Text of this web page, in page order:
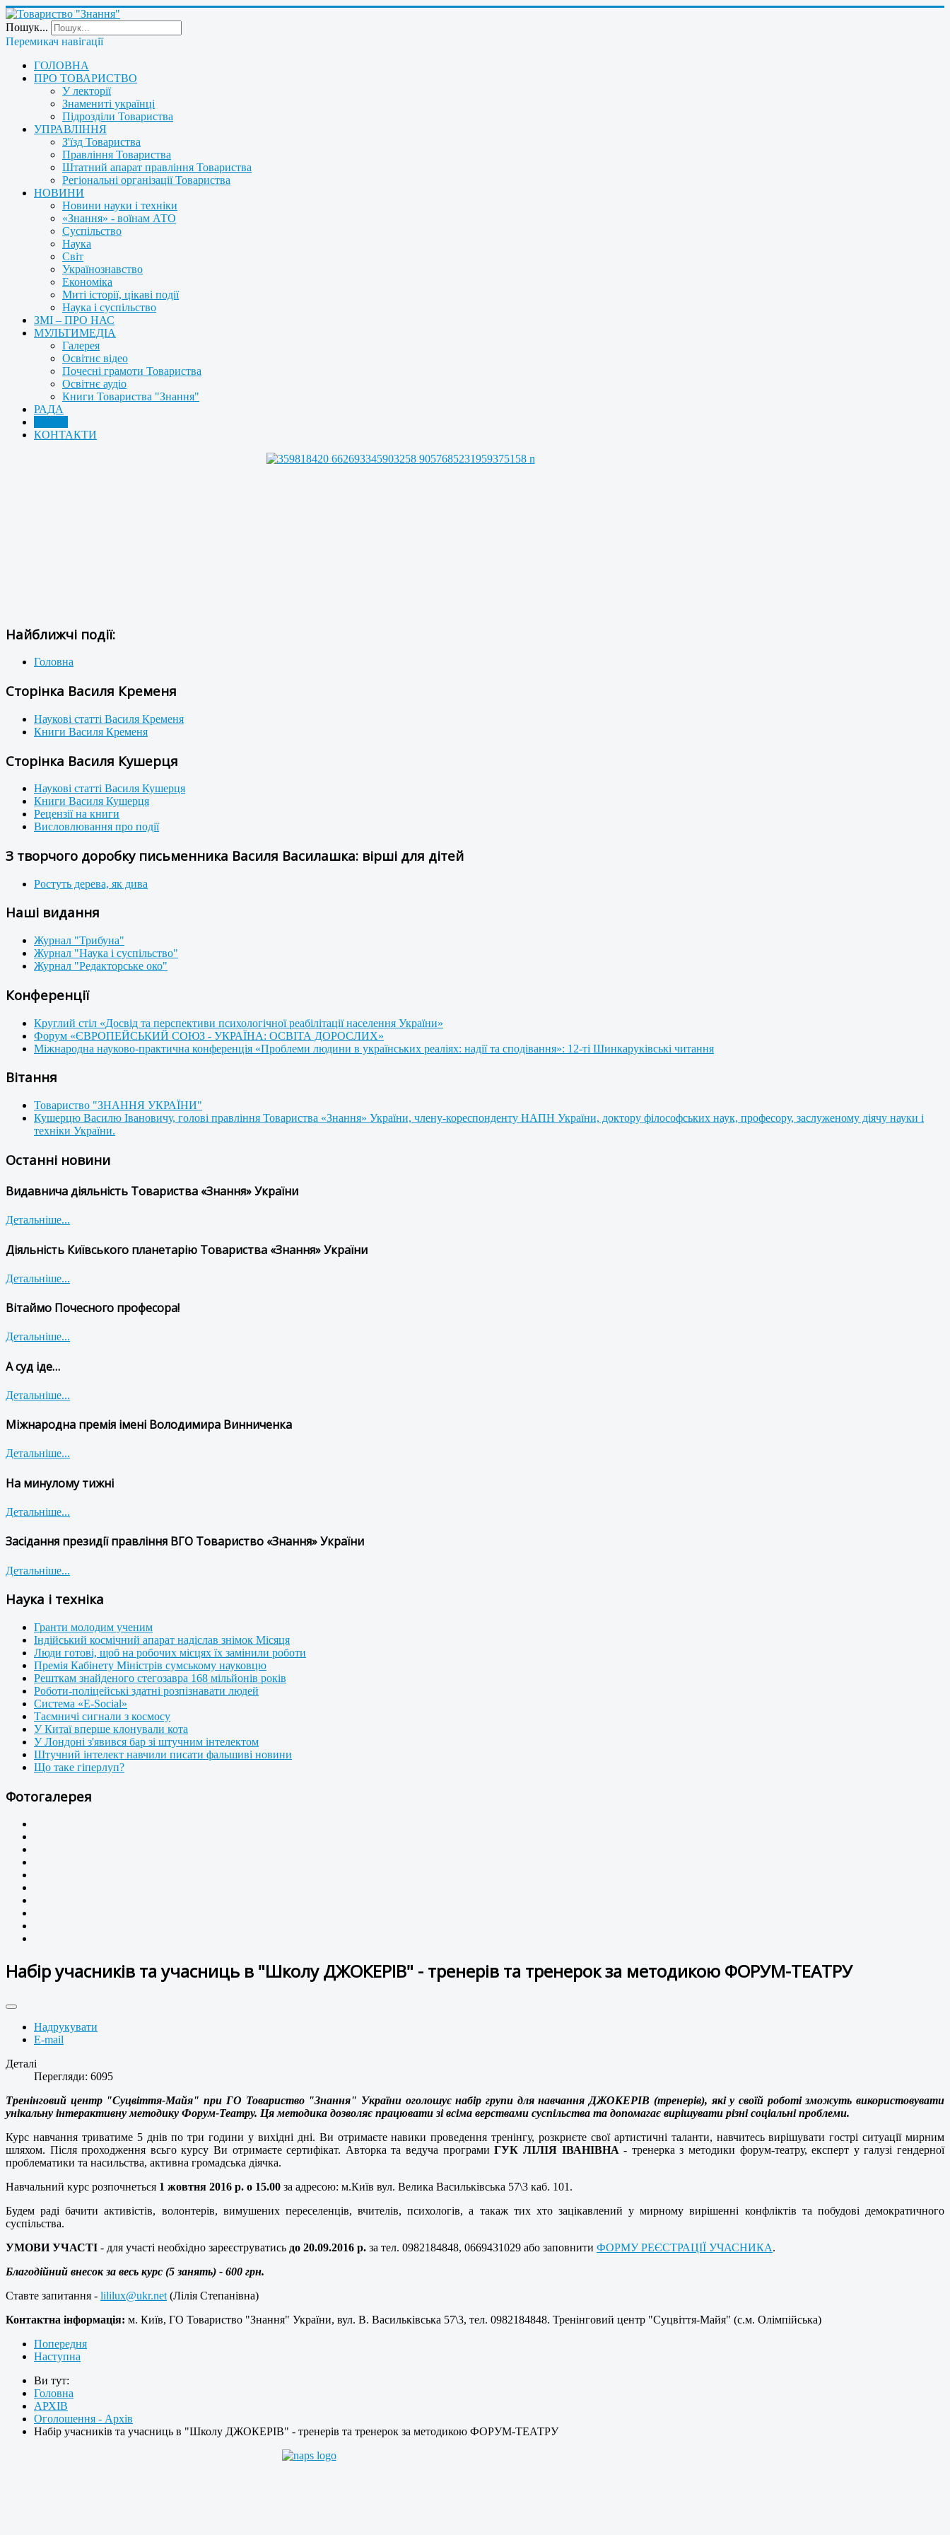
Пошук...
Перемикач навігації
ГОЛОВНА
ПРО ТОВАРИСТВО
У лекторії
Знамениті українці
Підрозділи Товариства
УПРАВЛІННЯ
З'їзд Товариства
Правління Товариства
Штатний апарат правління Товариства
Регіональні організації Товариства
НОВИНИ
Новини науки і техніки
«Знання» - воїнам АТО
Суспільство
Наука
Світ
Українознавство
Економіка
Миті історії, цікаві події
Наука і суспільство
ЗМІ – ПРО НАС
МУЛЬТИМЕДІА
Галерея
Освітнє відео
Почесні грамоти Товариства
Освітнє аудіо
Книги Товариства "Знання"
РАДА
КОНТАКТИ
Найближчі події:
Головна
Сторінка Василя Кременя
Наукові статті Василя Кременя
Книги Василя Кременя
Сторінка Василя Кушерця
Наукові статті Василя Кушерця
Книги Василя Кушерця
Рецензії на книги
Висловлювання про події
З творчого доробку письменника Василя Василашка: вірші для дітей
Ростуть дерева, як дива
Наші видання
Журнал "Трибуна"
Журнал "Наука і суспільство"
Журнал "Редакторське око"
Конференції
Круглий стіл «Досвід та перспективи психологічної реабілітації населення України»
Форум «ЄВРОПЕЙСЬКИЙ СОЮЗ - УКРАЇНА: ОСВІТА ДОРОСЛИХ»
Міжнародна науково-практична конференція «Проблеми людини в українських реаліях: надії та сподівання»: 12-ті Шинкаруківські читання
Вітання
Товариство "ЗНАННЯ УКРАЇНИ"
Кушерцю Василю Івановичу, голові правління Товариства «Знання» України, члену-кореспонденту НАПН України, доктору філософських наук, професору, заслуженому діячу науки і
техніки України.
Останні новини
Видавнича діяльність Товариства «Знання» України
Детальніше...
Діяльність Київського планетарію Товариства «Знання» України
Детальніше...
Вітаймо Почесного професора!
Детальніше...
А суд іде…
Детальніше...
Міжнародна премія імені Володимира Винниченка
Детальніше...
На минулому тижні
Детальніше...
Засідання президії правління ВГО Товариство «Знання» України
Детальніше...
Наука і техніка
Гранти молодим ученим
Індійський космічний апарат надіслав знімок Місяця
Люди готові, щоб на робочих місцях їх замінили роботи
Премія Кабінету Міністрів сумському науковцю
Решткам знайденого стегозавра 168 мільйонів років
Роботи-поліцейські здатні розпізнавати людей
Система «E-Social»
Таємничі сигнали з космосу
У Китаї вперше клонували кота
У Лондоні з'явився бар зі штучним інтелектом
Штучний інтелект навчили писати фальшиві новини
Що таке гіперлуп?
Фотогалерея
Набір учасників та учасниць в "Школу ДЖОКЕРІВ" - тренерів та тренерок за методикою ФОРУМ-ТЕАТРУ
Надрукувати
E-mail
Деталі
Перегляди: 6095
Тренінговий центр "Суцвіття-Майя" при ГО Товариство "Знання" України оголошує набір групи для навчання ДЖОКЕРІВ (тренерів), які у своїй роботі зможуть використовувати
унікальну інтерактивну методику Форум-Театру. Ця методика дозволяє працювати зі всіма верствами суспільства та допомагає вирішувати різні соціальні проблеми.
Курс навчання триватиме 5 днів по три години у вихідні дні. Ви отримаєте навики проведення тренінгу, розкриєте свої артистичні таланти, навчитесь вирішувати гострі ситуації мирним
шляхом. Після проходження всьго курсу Ви отримаєте сертифікат. Авторка та ведуча програмиГУК ЛІЛІЯ ІВАНІВНА - тренерка з методики форум-театру, експерт у галузі гендерної
проблематики та насильства, активна громадська діячка.
Навчальний курс розпочнеться 1 жовтня 2016 р. о 15.00 за адресою: м.Київ вул. Велика Васильківська 57\3 каб. 101.
Будем раді бачити активістів, волонтерів, вимушених переселенців, вчителів, психологів, а такаж тих хто зацікавлений у мирному вирішенні конфліктів та побудові демократичного
суспільства.
УМОВИ УЧАСТІ - для участі необхідно зареєструватись до 20.09.2016 р. за тел. 0982184848, 0669431029 або заповнити ФОРМУ РЕЄСТРАЦІЇ УЧАСНИКА.
Благодійний внесок за весь курс (5 занять) - 600 грн.
Ставте запитання - lililux@ukr.net (Лілія Степанівна)
Контактна інформація: м. Київ, ГО Товариство "Знання" України, вул. В. Васильківська 57\3, тел. 0982184848. Тренінговий центр "Суцвіття-Майя" (с.м. Олімпійська)
Попередня
Наступна
Ви тут:
Головна
АРХІВ
Оголошення - Архів
Набір учасників та учасниць в "Школу ДЖОКЕРІВ" - тренерів та тренерок за методикою ФОРУМ-ТЕАТРУ